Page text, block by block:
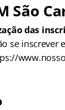
São
das
se